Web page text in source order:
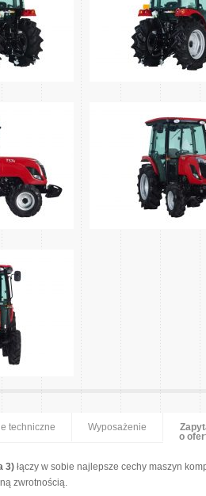
techniczne Wyposażenie
o
3) łączy w sobie najlepsze cechy maszyn
zwrotnością.